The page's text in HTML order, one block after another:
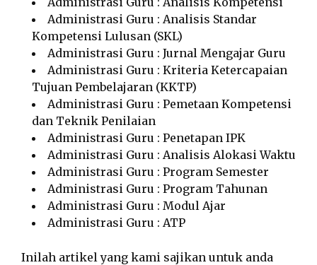
Administrasi Guru : Analisis Standar
Kompetensi Lulusan (SKL)
Administrasi Guru : Jurnal Mengajar Guru
Administrasi Guru : Kriteria Ketercapaian
Tujuan Pembelajaran (KKTP)
Administrasi Guru : Pemetaan Kompetensi
dan Teknik Penilaian
Administrasi Guru : Penetapan IPK
Administrasi Guru : Analisis Alokasi Waktu
Administrasi Guru : Program Semester
Administrasi Guru : Program Tahunan
Administrasi Guru : Modul Ajar
Administrasi Guru : ATP
Inilah artikel yang kami sajikan untuk anda